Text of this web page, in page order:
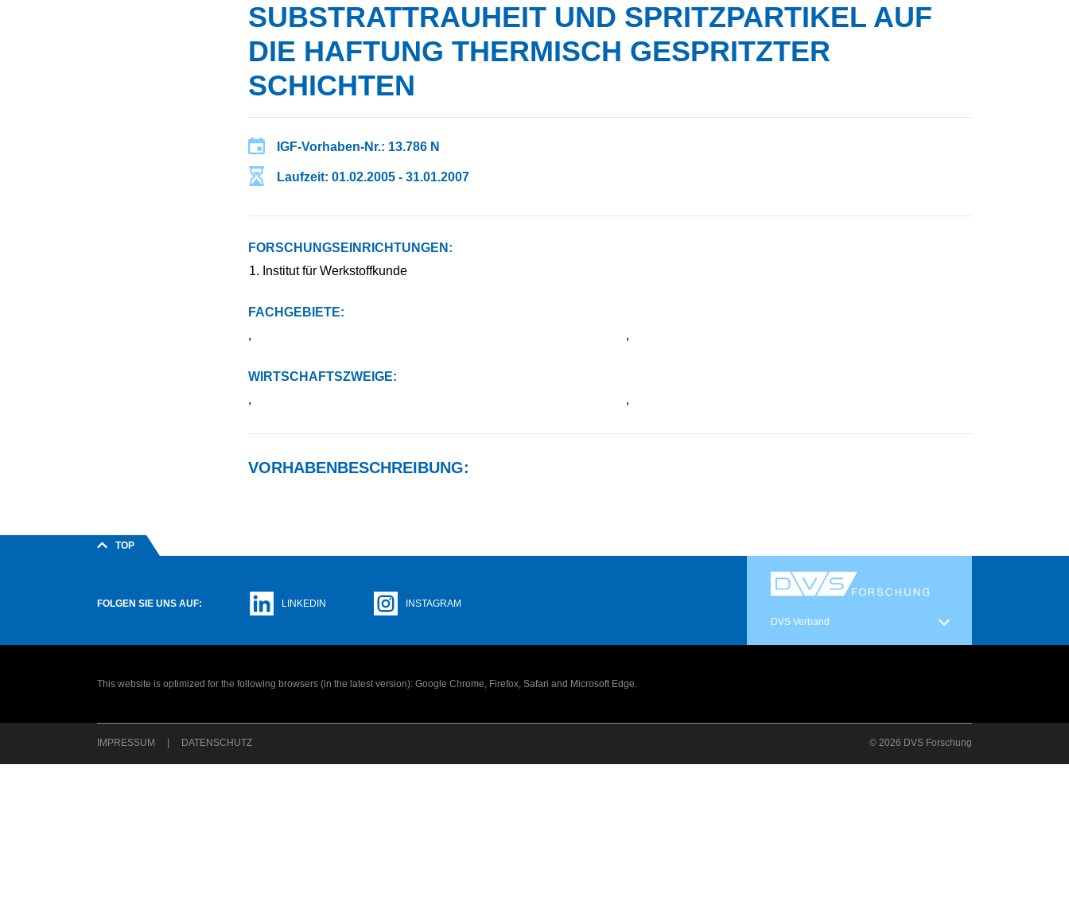
SUBSTRATTRAUHEIT UND SPRITZPARTIKEL AUF
DIE HAFTUNG THERMISCH GESPRITZTER
SCHICHTEN
IGF-Vorhaben-Nr.: 13.786 N
Laufzeit: 01.02.2005 - 31.01.2007
FORSCHUNGSEINRICHTUNGEN:
Institut für Werkstoffkunde
FACHGEBIETE:
,
,
WIRTSCHAFTSZWEIGE:
,
,
VORHABENBESCHREIBUNG:
TOP
FOLGEN SIE UNS AUF: LINKEDIN
INSTAGRAM
DVS Verband
This website is optimized for the following browsers (in the latest version): Google Chrome, Firefox, Safari and Microsoft Edge.
IMPRESSUM DATENSCHUTZ © 2026 DVS Forschung